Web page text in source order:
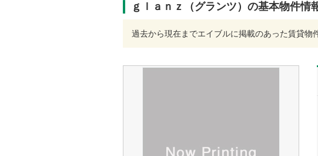
ｇｌａｎｚ（グランツ）の基本物件情
過去から現在までエイブルに掲載のあった賃貸物